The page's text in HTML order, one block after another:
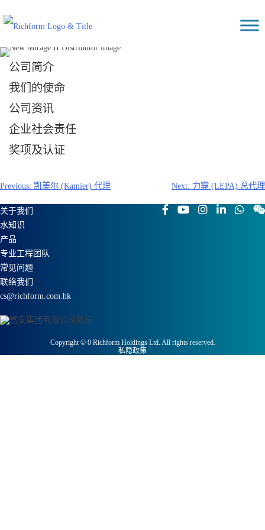
to
content
公司简介
我们的使命
公司资讯
企业社会责任
奖项及认证
文
章
导
航
Previous: 凯美尔 (Kamier) 代理 Next: 力霸 (LEPA) 总代理
关于我们
水知识
产品
专业工程团队
常见问题
联络我们
cs@richform.com.hk
Copyright © 0Richform Holdings Ltd. All rights reserved.
私隐政策